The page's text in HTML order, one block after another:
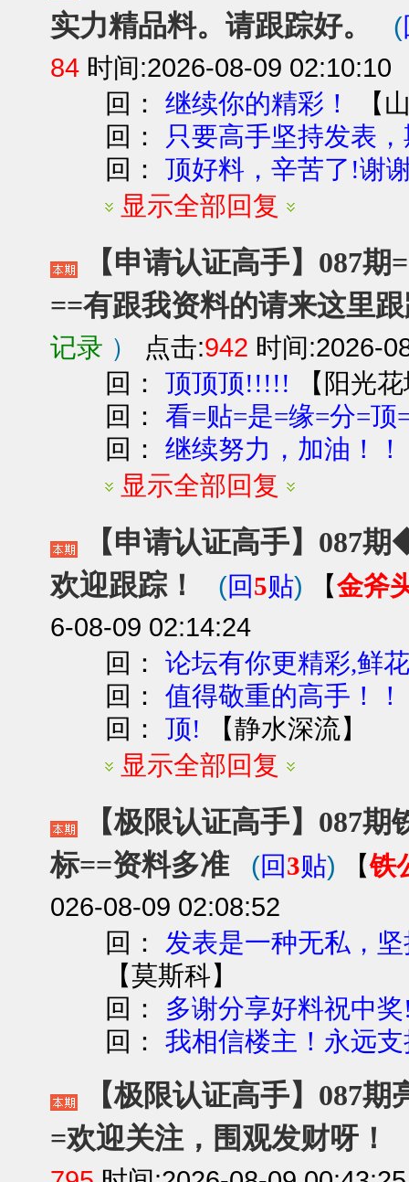
实力精品料。请跟踪好。
(
84 时间:2026-08-09 02:10:10
回：继续你的精彩！ 【
回：
只要高手坚持发表
回：顶好料，辛苦了!谢
显示全部回复
【申请认证高手】087
==有跟我资料的请来这里
记录 ） 点击:942 时间:2026-
回：顶顶顶!!!!! 【阳光
回：看=贴=是=缘=分=顶
回：继续努力，加油！！
显示全部回复
【申请认证高手】087
欢迎跟踪！
(回5贴) 【金斧
6-08-09 02:14:24
回：论坛有你更精彩,鲜
回：值得敬重的高手！！
回：顶! 【静水深流】
显示全部回复
【极限认证高手】087
标==资料多准
(回3贴) 【铁
026-08-09 02:08:52
回： 发表是一种无私，
【莫斯科】
回： 多谢分享好料祝中
回：我相信楼主！永远
【极限认证高手】087
=欢迎关注，围观发财呀！